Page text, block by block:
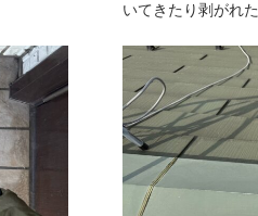
いてきたり剥がれ